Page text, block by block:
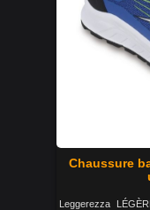
Chaussure
Leggerezza